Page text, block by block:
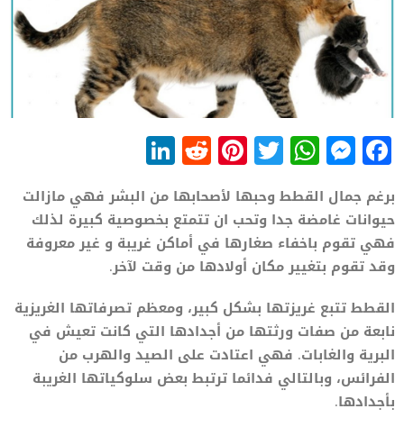
Facebook
Messenger
WhatsApp
Twitter
Pinterest
Reddit
برغم جمال القطط وحبها لأصحابها من البشر فهي مازالت
حيوانات غامضة جدا وتحب ان تتمتع بخصوصية كبيرة لذلك
فهي تقوم باخفاء صغارها في أماكن غريبة و غير معروفة
وقد تقوم بتغيير مكان أولادها من وقت لآخر.
القطط تتبع غريزتها بشكل كبير، ومعظم تصرفاتها الغريزية
نابعة من صفات ورثتها من أجدادها التي كانت تعيش في
البرية والغابات. فهي اعتادت على الصيد والهرب من
الفرائس، وبالتالي فدائما ترتبط بعض سلوكياتها الغريبة
بأجدادها.